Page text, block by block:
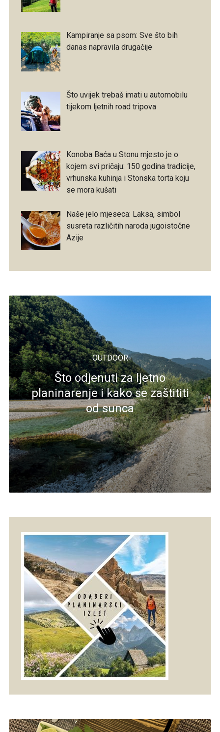
Kampiranje sa psom: Sve što bih
danas napravila drugačije
Što uvijek trebaš imati u automobilu
tijekom ljetnih road tripova
Konoba Baća u Stonu mjesto je o
kojem svi pričaju: 150 godina tradicije,
vrhunska kuhinja i Stonska torta koju
se mora kušati
Naše jelo mjeseca: Laksa, simbol
susreta različitih naroda jugoistočne
Azije
OUTDOOR
Što odjenuti za ljetno
planinarenje i kako se zaštititi
od sunca